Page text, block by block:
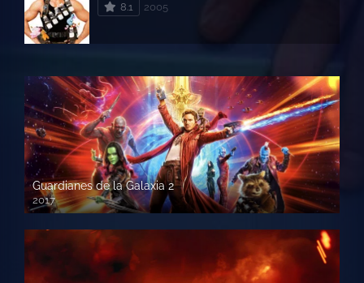
8.1
2005
Guardianes de la Galaxia 2
2017
720p HD